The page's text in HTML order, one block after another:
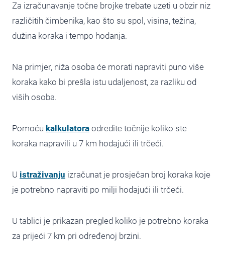
Za izračunavanje točne brojke trebate uzeti u obzir niz
različitih čimbenika, kao što su spol, visina, težina,
dužina koraka i tempo hodanja.
Na primjer, niža osoba će morati napraviti puno više
koraka kako bi prešla istu udaljenost, za razliku od
viših osoba.
Pomoću kalkulatora odredite točnije koliko ste
koraka napravili u 7 km hodajući ili trčeći.
U istraživanju izračunat je prosječan broj koraka koje
je potrebno napraviti po milji hodajući ili trčeći.
U tablici je prikazan pregled koliko je potrebno koraka
za prijeći 7 km pri određenoj brzini.